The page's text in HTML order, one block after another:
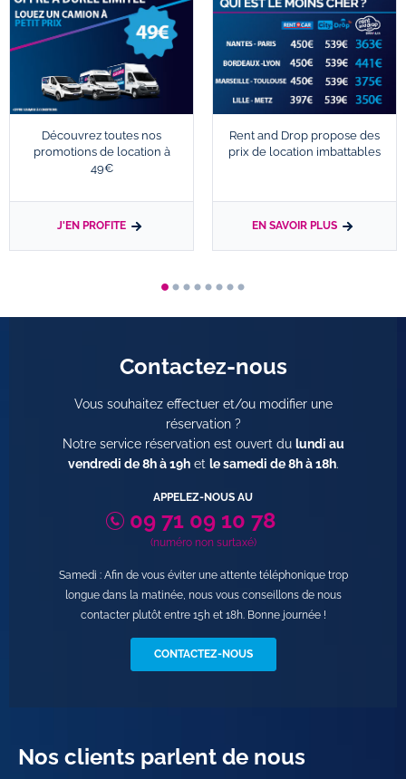
Découvrez toutes nos
promotions de location à
49€
J'EN PROFITE
Rent and Drop propose des
prix de location imbattables
EN SAVOIR PLUS
Contactez-nous
Vous souhaitez effectuer et/ou modifier une
réservation ?
Notre service réservation est ouvert du lundi au
vendredi de 8h à 19het le samedi de 8h à 18h.
APPELEZ-NOUS AU
09 71 09 10 78
(numéro non surtaxé)
Samedi : Afin de vous éviter une attente téléphonique trop
longue dans la matinée, nous vous conseillons de nous
contacter plutôt entre 15h et 18h. Bonne journée !
CONTACTEZ-NOUS
Nos clients parlent de nous